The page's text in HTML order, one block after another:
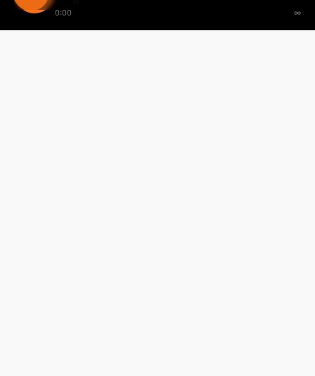
0:00 ∞